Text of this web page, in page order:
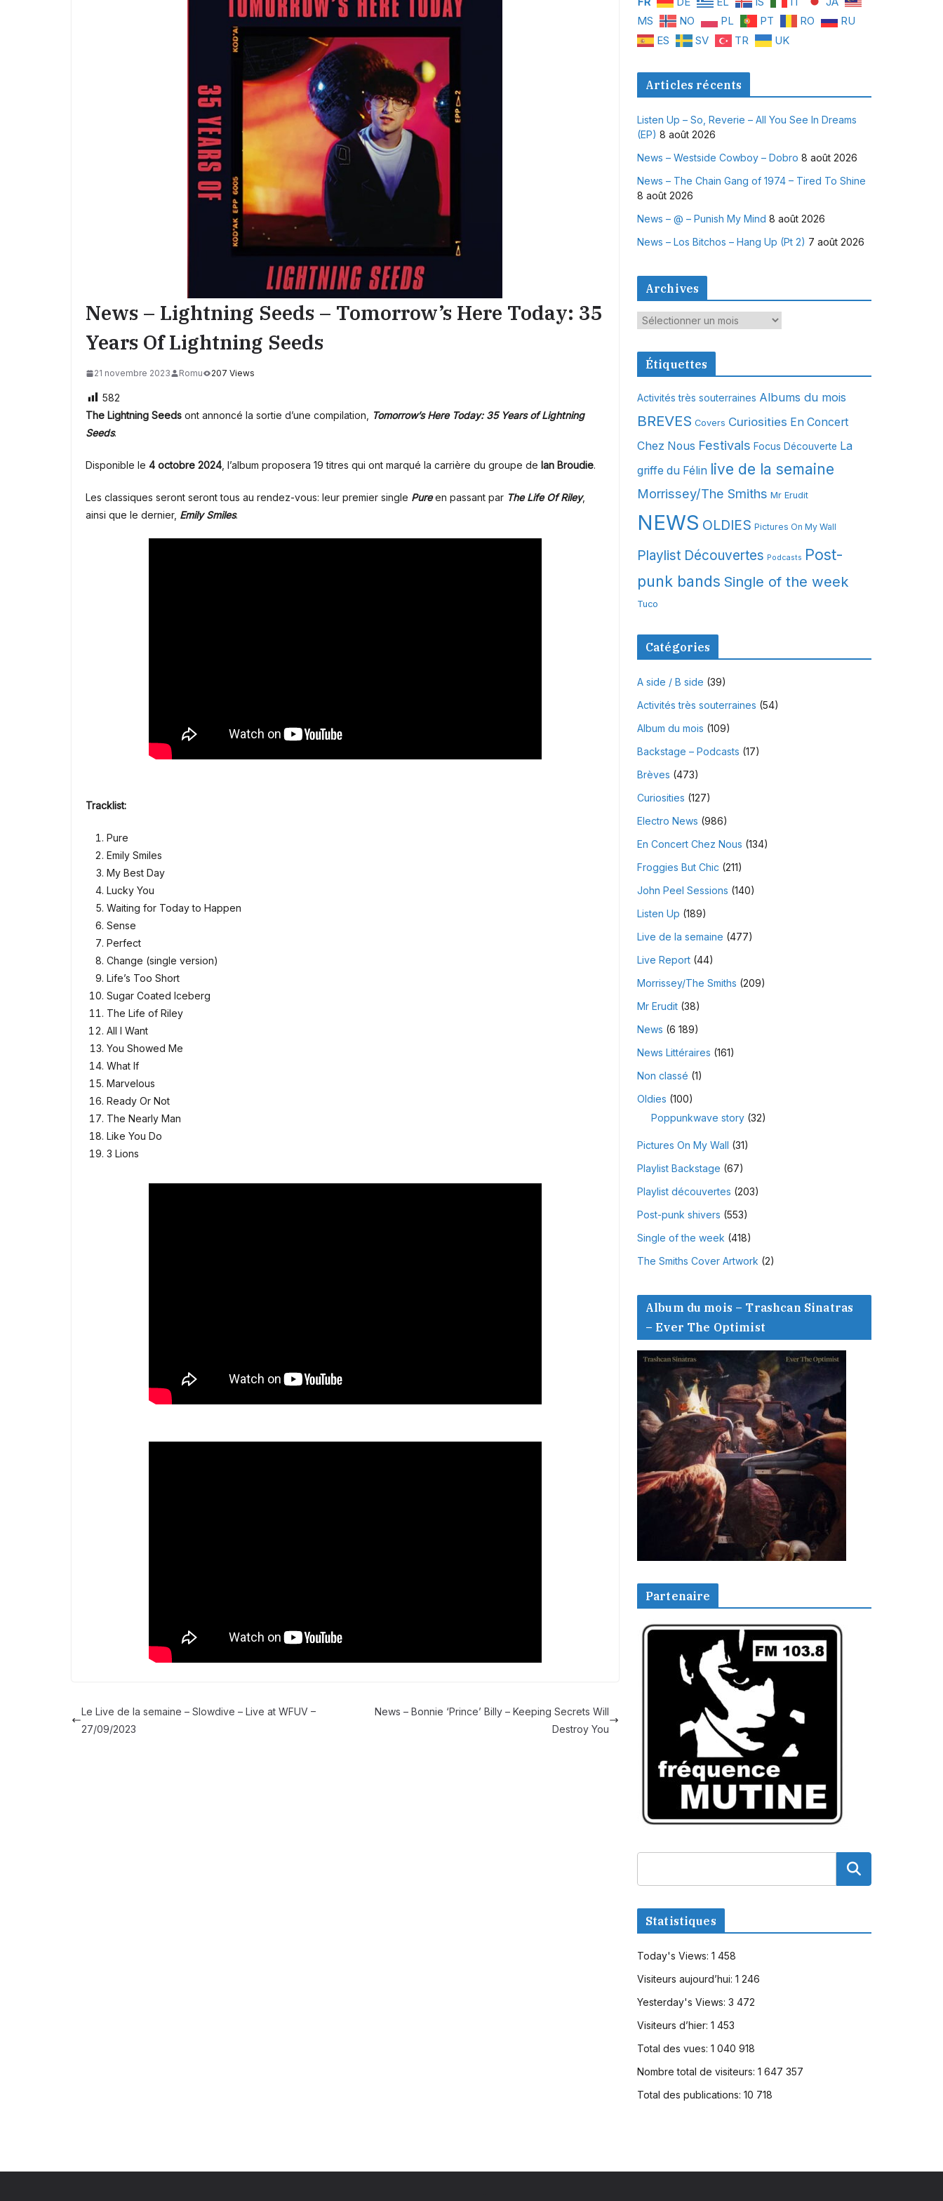
News – Lightning Seeds – Tomorrow’s Here Today: 35
Years Of Lightning Seeds
21 novembre 2023 Romu 207 Views
582
The Lightning Seeds ont annoncé la sortie d’une compilation,
Tomorrow’s Here Today: 35 Years of Lightning
Seeds.
Disponible le 4 octobre 2024 , l’album proposera 19 titres qui ont marqué la carrière du groupe de Ian Broudie.
Les classiques seront seront tous au rendez-vous: leur premier single Pureen passant par The Life Of Riley,
ainsi que le dernier, Emily Smiles.
Tracklist:
Pure
Emily Smiles
My Best Day
Lucky You
Waiting for Today to Happen
Sense
Perfect
Change (single version)
Life’s Too Short
Sugar Coated Iceberg
The Life of Riley
All I Want
You Showed Me
What If
Marvelous
Ready Or Not
The Nearly Man
Like You Do
3 Lions
Le Live de la semaine – Slowdive – Live at WFUV –
27/09/2023
News – Bonnie ‘Prince’ Billy – Keeping Secrets Will
Destroy You
MS
NO PL PT RO
RU
ES
SV TR UK
Articles récents
Listen Up – So, Reverie – All You See In Dreams
(EP) 8 août 2026
News – Westside Cowboy – Dobro 8 août 2026
News – The Chain Gang of 1974 – Tired To Shine
8 août 2026
News – @ – Punish My Mind 8 août 2026
News – Los Bitchos – Hang Up (Pt 2) 7 août 2026
Archives
A
c
e
s
Étiquettes
Activités très souterraines Albums du mois
BREVES Covers Curiosities En Concert
Chez Nous Festivals Focus Découverte La
griffe du Félin live de la semaine
Morrissey/The Smiths Mr Erudit
NEWS OLDIES Pictures On My Wall
Playlist Découvertes Podcasts Post-
punk bands Single of the week
Tuco
Catégories
A side / B side (39)
Activités très souterraines (54)
Album du mois (109)
Backstage – Podcasts (17)
Brèves (473)
Curiosities (127)
Electro News (986)
En Concert Chez Nous (134)
Froggies But Chic (211)
John Peel Sessions (140)
Listen Up (189)
Live de la semaine (477)
Live Report(44)
Morrissey/The Smiths (209)
Mr Erudit(38)
News (6 189)
News Littéraires (161)
Non classé (1)
Oldies (100)
Poppunkwave story(32)
Pictures On My Wall (31)
Playlist Backstage (67)
Playlist découvertes (203)
Post-punk shivers (553)
Single of the week (418)
The Smiths Cover Artwork (2)
Album du mois – Trashcan Sinatras
– Ever The Optimist
Partenaire
Statistiques
Today's Views: 1 458
Visiteurs aujourd’hui: 1 246
Yesterday's Views: 3 472
Visiteurs d’hier: 1 453
Total des vues: 1 040 918
Nombre total de visiteurs: 1 647 357
Total des publications: 10 718